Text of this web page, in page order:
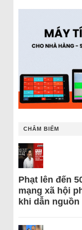
CHÂM BIẾM
Phạt lên đến
mạng xã hội
khi dẫn nguồn